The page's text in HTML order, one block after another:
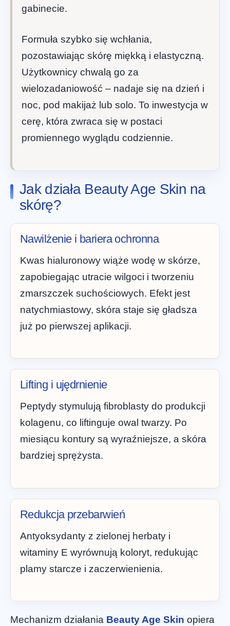
gabinecie.
Formuła szybko się wchłania,
pozostawiając skórę miękką i elastyczną.
Użytkownicy chwalą go za
wielozadaniowość – nadaje się na dzień i
noc, pod makijaż lub solo. To inwestycja w
cerę, która zwraca się w postaci
promiennego wyglądu codziennie.
Jak działa Beauty Age Skin na
skórę?
Nawilżenie i bariera ochronna
Kwas hialuronowy wiąże wodę w skórze,
zapobiegając utracie wilgoci i tworzeniu
zmarszczek suchościowych. Efekt jest
natychmiastowy, skóra staje się gładsza
już po pierwszej aplikacji.
Lifting i ujędrnienie
Peptydy stymulują fibroblasty do produkcji
kolagenu, co liftinguje owal twarzy. Po
miesiącu kontury są wyraźniejsze, a skóra
bardziej sprężysta.
Redukcja przebarwień
Antyoksydanty z zielonej herbaty i
witaminy E wyrównują koloryt, redukując
plamy starcze i zaczerwienienia.
Mechanizm działania Beauty Age Skin opiera